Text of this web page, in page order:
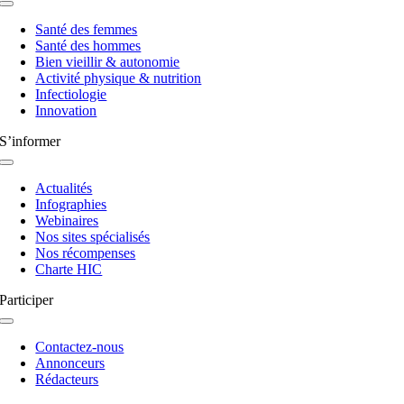
Navigation
basculeSanté des femmes
Santé des hommes
Bien vieillir & autonomie
Activité physique & nutrition
Infectiologie
Innovation
S’informer
Navigation
basculeActualités
Infographies
Webinaires
Nos sites spécialisés
Nos récompenses
Charte HIC
Participer
Navigation
basculeContactez-nous
Annonceurs
Rédacteurs